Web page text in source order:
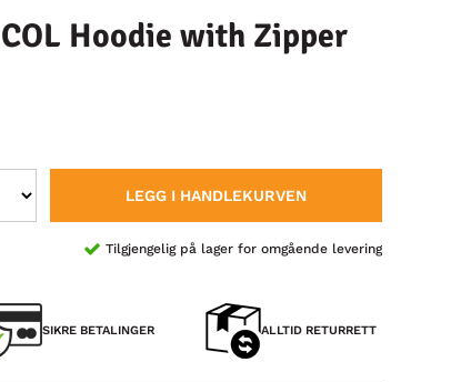
Hoodie with Zipper
LEGG I HANDLEKURVEN
Tilgjengelig på lager for omgående levering
SIKRE BETALINGER ALLTID RETURRETT